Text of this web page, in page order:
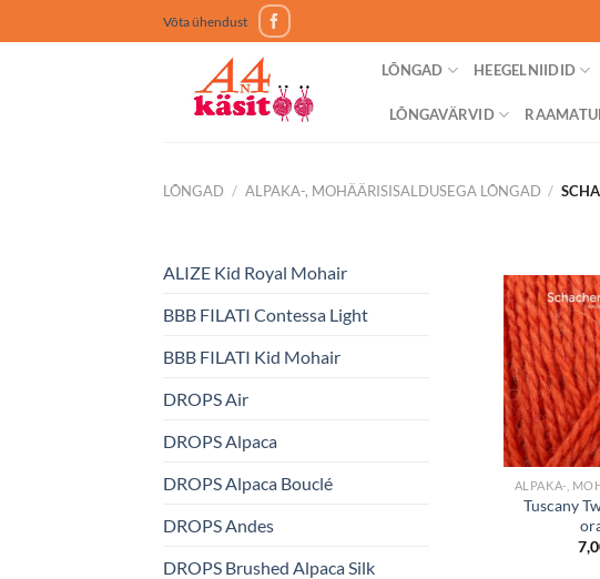
to
Võta ühendust
LÕNGAD HEEGELNIIDID
LÕNGAVÄRVID
LÕNGAD / ALPAKA-, MOHÄÄRISISALDUSEGA LÕNGAD /
ALIZE Kid Royal Mohair
BBB FILATI Contessa Light
BBB FILATI Kid Mohair
DROPS Air
DROPS Alpaca
DROPS Alpaca Bouclé
DROPS Andes
DROPS Brushed Alpaca Silk
+
Tuscany